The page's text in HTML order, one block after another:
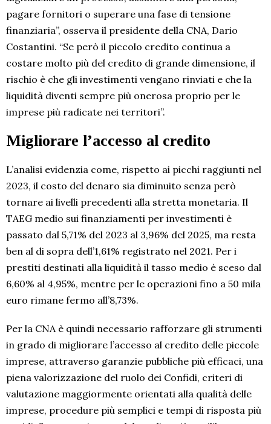
pagare fornitori o superare una fase di tensione
finanziaria”, osserva il presidente della CNA, Dario
Costantini. “Se però il piccolo credito continua a
costare molto più del credito di grande dimensione, il
rischio è che gli investimenti vengano rinviati e che la
liquidità diventi sempre più onerosa proprio per le
imprese più radicate nei territori”.
Migliorare l’accesso al credito
L’analisi evidenzia come, rispetto ai picchi raggiunti nel
2023, il costo del denaro sia diminuito senza però
tornare ai livelli precedenti alla stretta monetaria. Il
TAEG medio sui finanziamenti per investimenti è
passato dal 5,71% del 2023 al 3,96% del 2025, ma resta
ben al di sopra dell’1,61% registrato nel 2021. Per i
prestiti destinati alla liquidità il tasso medio è sceso dal
6,60% al 4,95%, mentre per le operazioni fino a 50 mila
euro rimane fermo all’8,73%.
Per la CNA è quindi necessario rafforzare gli strumenti
in grado di migliorare l’accesso al credito delle piccole
imprese, attraverso garanzie pubbliche più efficaci, una
piena valorizzazione del ruolo dei Confidi, criteri di
valutazione maggiormente orientati alla qualità delle
imprese, procedure più semplici e tempi di risposta più